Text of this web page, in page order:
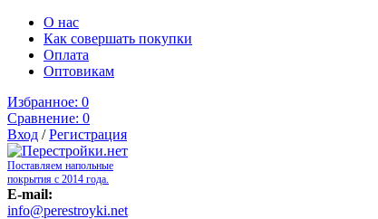
О нас
Как совершать покупки
Оплата
Оптовикам
Избранное: 0
Сравнение: 0
Вход /Регистрация
Поставляем напольные
покрытия с 2014 года.
E-mail:
info@perestroyki.net